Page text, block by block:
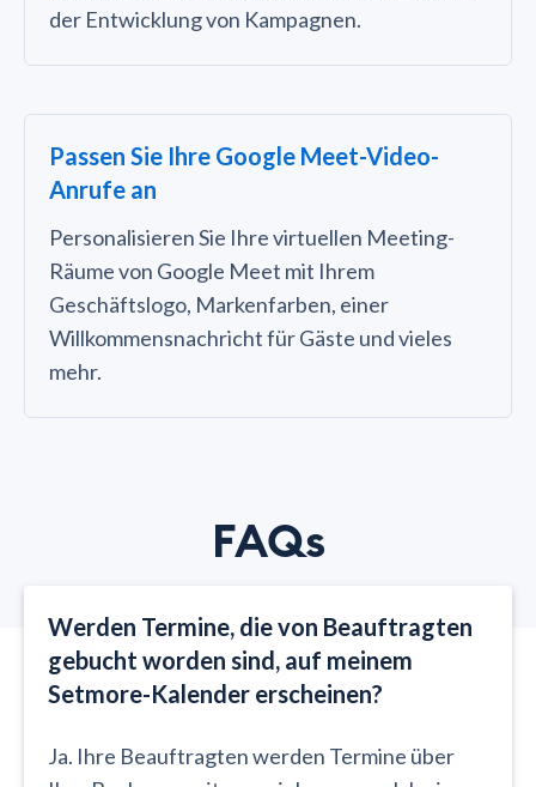
der Entwicklung von Kampagnen.
Passen Sie Ihre Google Meet-Video-
Anrufe an
Personalisieren Sie Ihre virtuellen Meeting-
Räume von Google Meet mit Ihrem
Geschäftslogo, Markenfarben, einer
Willkommensnachricht für Gäste und vieles
mehr.
FAQs
Werden Termine, die von Beauftragten
gebucht worden sind, auf meinem
Setmore-Kalender erscheinen?
Ja. Ihre Beauftragten werden Termine über